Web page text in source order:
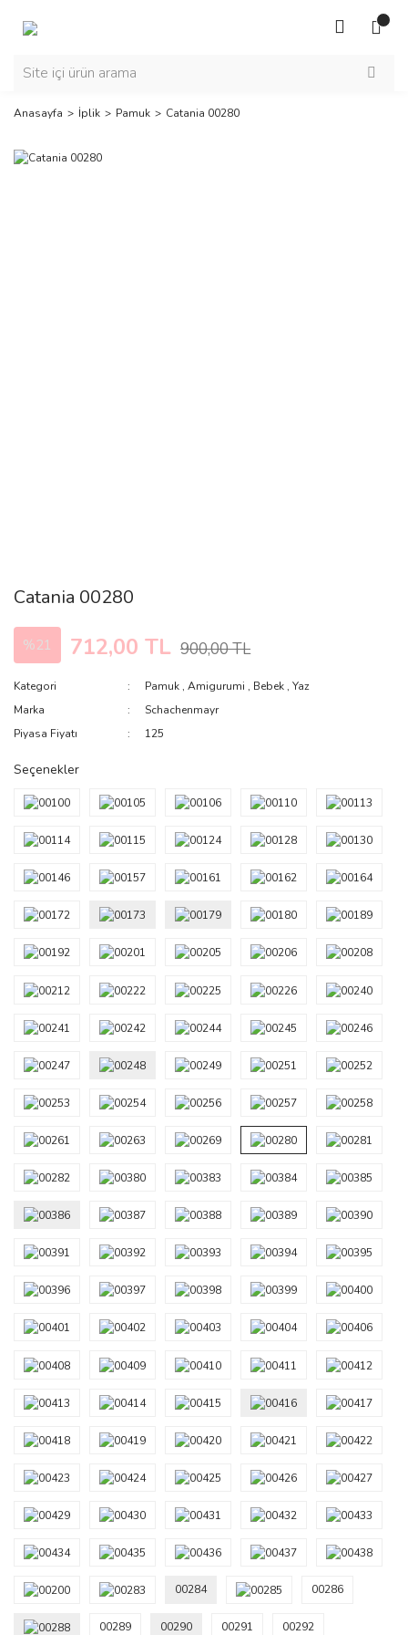
Anasayfa İplik Pamuk Catania 00280
Catania 00280
%21 712,00 TL 900,00 TL
Kategori Pamuk ,Amigurumi , Bebek ,Yaz
Marka
Schachenmayr
Piyasa Fiyatı
125
Seçenekler
00284 00286
00289 00290 00291 00292